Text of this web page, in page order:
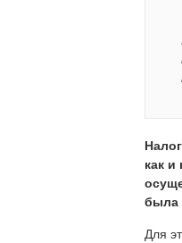
как и
была
Для